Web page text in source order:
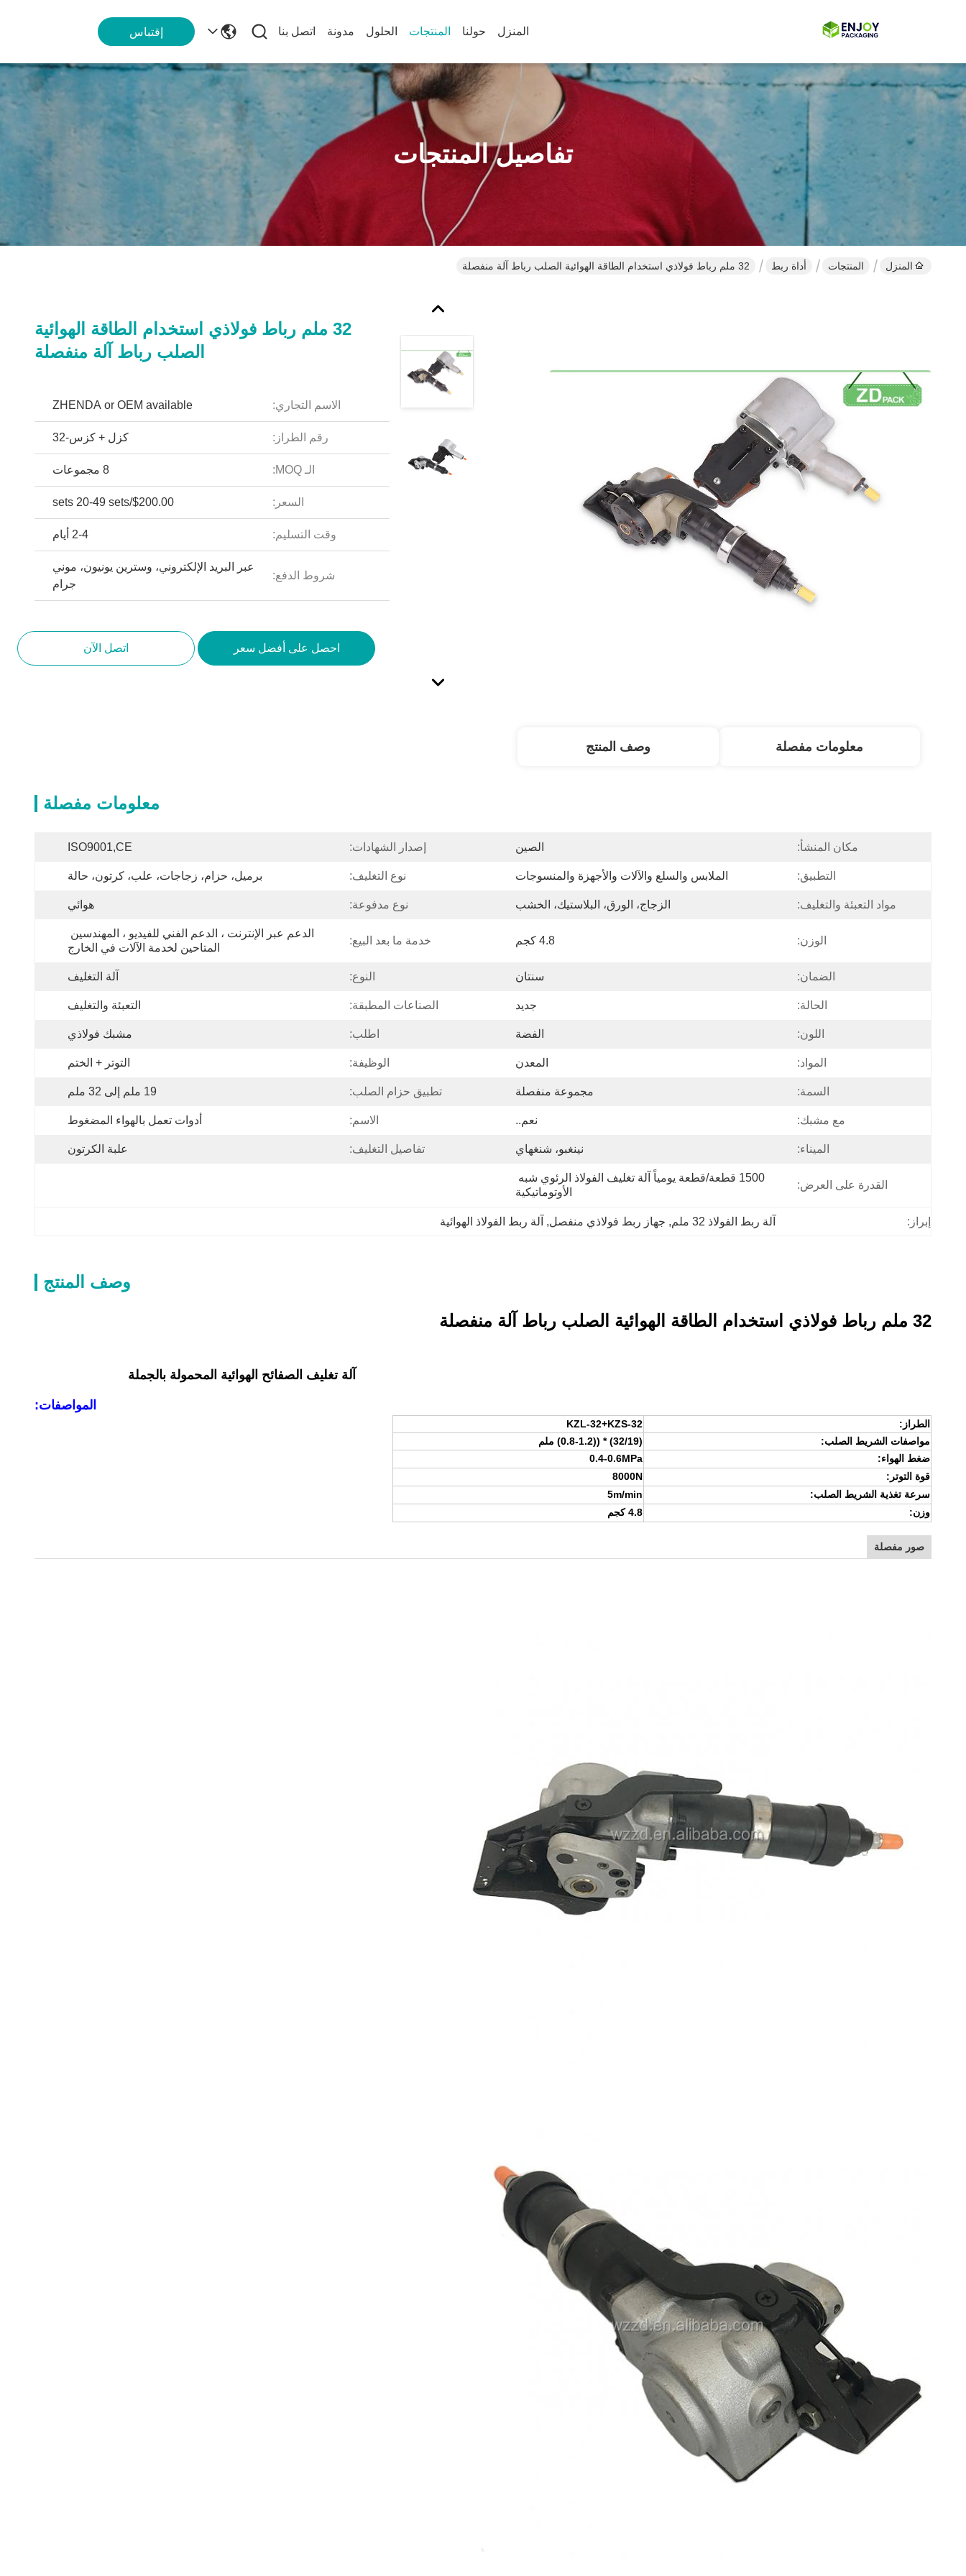
المنزل حولنا المنتجات الحلول مدونة اتصل بنا إقتباس
تفاصيل المنتجات
المنزل المنتجات أداة ربط 32 ملم رباط فولاذي استخدام الطاقة الهوائية الصلب رباط آلة منفصلة
32 ملم رباط فولاذي استخدام الطاقة الهوائية
الصلب رباط آلة منفصلة
الاسم التجاري: ZHENDA or OEM available
رقم الطراز: كزل + كزس-32
الـ MOQ: 8 مجموعات
السعر: $200.00/sets 20-49 sets
وقت التسليم: 2-4 أيام
شروط الدفع:
عبر البريد الإلكتروني، وسترين يونيون، موني
جرام
احصل على أفضل سعر اتصل الآن
معلومات مفصلة وصف المنتج
معلومات مفصلة
مكان المنشأ: الصين إصدار الشهادات: ISO9001,CE
التطبيق: الملابس والسلع والآلات والأجهزة والمنسوجات نوع التغليف: برميل، حزام، زجاجات، علب، كرتون، حالة
مواد التعبئة والتغليف: الزجاج، الورق، البلاستيك، الخشب نوع مدفوعة: هوائي
الوزن: 4.8 كجم خدمة ما بعد البيع:
المتاحين لخدمة الآلات في الخارج
الضمان: سنتان النوع: آلة التغليف
الحالة: جديد الصناعات المطبقة: التعبئة والتغليف
اللون: الفضة اطلب: مشبك فولاذي
المواد: المعدن الوظيفة: التوتر + الختم
السمة: مجموعة منفصلة تطبيق حزام الصلب: 19 ملم إلى 32 ملم
مع مشبك: نعم.. الاسم: أدوات تعمل بالهواء المضغوط
الميناء: نينغبو، شنغهاي تفاصيل التغليف: علبة الكرتون
القدرة على العرض:
الأوتوماتيكية
إبراز: آلة ربط الفولاذ 32 ملم , جهاز ربط فولاذي منفصل, آلة ربط الفولاذ الهوائية
وصف المنتج
32 ملم رباط فولاذي استخدام الطاقة الهوائية الصلب رباط آلة منفصلة
آلة تغليف الصفائح الهوائية المحمولة بالجملة
المواصفات:
الطراز:
KZL-32+KZS-32
مواصفات الشريط الصلب:
(32/19) * ((0.8-1.2) ملم
ضغط الهواء:
0.4-0.6MPa
قوة التوتر:
8000N
سرعة تغذية الشريط الصلب:
5m/min
وزن:
4.8 كجم
صور مفصلة